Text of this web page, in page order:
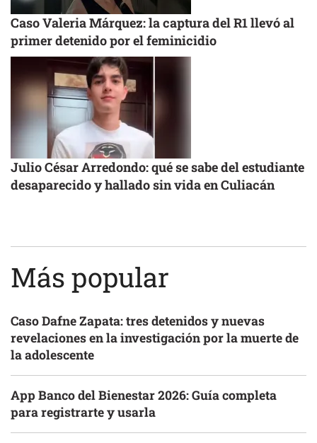
Caso Valeria Márquez: la captura del R1 llevó al
primer detenido por el feminicidio
Julio César Arredondo: qué se sabe del estudiante
desaparecido y hallado sin vida en Culiacán
Más popular
Caso Dafne Zapata: tres detenidos y nuevas
revelaciones en la investigación por la muerte de
la adolescente
App Banco del Bienestar 2026: Guía completa
para registrarte y usarla